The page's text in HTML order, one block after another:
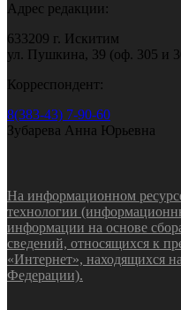
Адрес редакции:
633209 г. Искитим
ул. Пушкина, 39 (оф. 305 и
Корреспондент:
8(383-43) 7-90-60
Зубарева Анна Юрьевна
На информационном
технологии
информации на основе
сведений, относящихся к
«Интернет», находящихся
Федерации).